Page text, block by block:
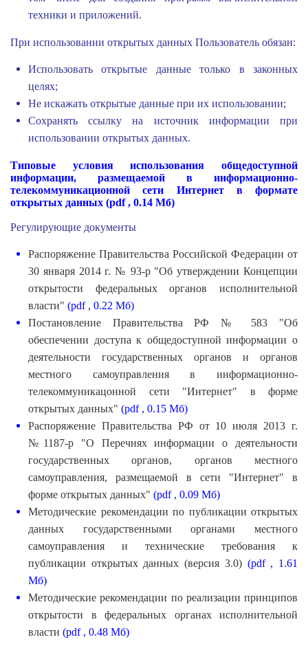
техники и приложений.
При использовании открытых данных Пользователь обязан:
Использовать открытые данные только в законных
целях;
Не искажать открытые данные при их использовании;
Сохранять ссылку на источник информации при
использовании открытых данных.
Типовые условия использования общедоступной
информации, размещаемой в информационно-
телекоммуникационной сети Интернет в формате
открытых данных (pdf , 0.14 Мб)
Регулирующие документы
Распоряжение Правительства Российской Федерации от
30 января 2014 г. № 93-р "Об утверждении Концепции
открытости федеральных органов исполнительной
власти" (pdf , 0.22 Мб)
Постановление Правительства РФ № 583 "Об
обеспечении доступа к общедоступной информации о
деятельности государственных органов и органов
местного самоуправления в информационно-
телекоммуникацонной сети "Интернет" в форме
открытых данных" (pdf , 0.15 Мб)
Распоряжение Правительства РФ от 10 июля 2013 г.
№1187-р "О Перечнях информации о деятельности
государственных органов, органов местного
самоуправления, размещаемой в сети "Интернет" в
форме открытых данных" (pdf , 0.09 Мб)
Методические рекомендации по публикации открытых
данных государственными органами местного
самоуправления и технические требования к
публикации открытых данных (версия 3.0) (pdf , 1.61
Мб)
Методические рекомендации по реализации принципов
открытости в федеральных органах исполнительной
власти (pdf , 0.48 Мб)